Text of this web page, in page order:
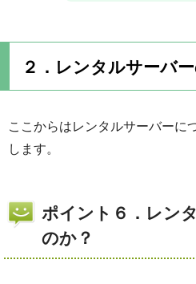
２．レンタルサーバ
ここからはレンタルサーバーに
します。
ポイント６．レン
のか？